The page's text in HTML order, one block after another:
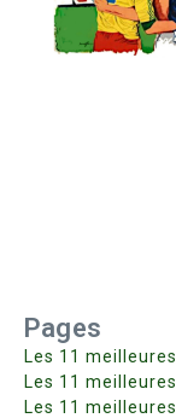
Pages
Les 11
Les 11
Les 11